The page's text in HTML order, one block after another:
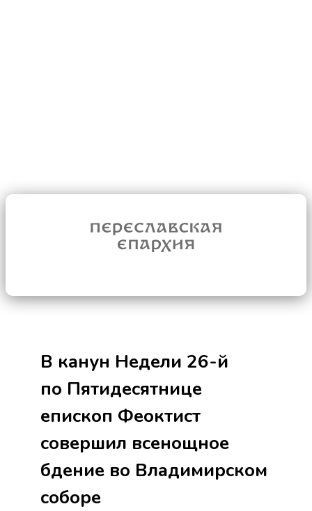
В канун Недели 26-й
по Пятидесятнице
епископ Феоктист
совершил всенощное
бдение во Владимирском
соборе